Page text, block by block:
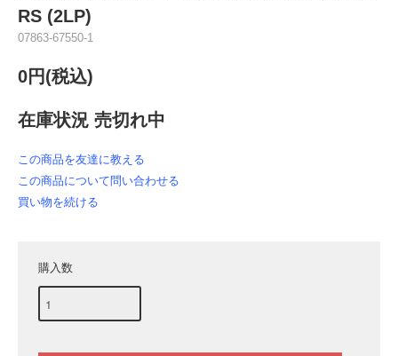
RS (2LP)
07863-67550-1
0円(税込)
在庫状況 売切れ中
この商品を友達に教える
この商品について問い合わせる
買い物を続ける
購入数